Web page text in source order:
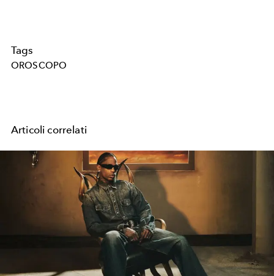
Tags
OROSCOPO
Articoli correlati